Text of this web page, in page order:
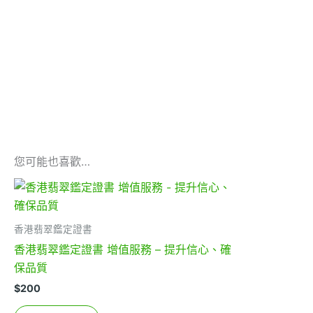
您可能也喜歡…
香港翡翠鑑定證書
香港翡翠鑑定證書 增值服務 – 提升信心、確
保品質
$200